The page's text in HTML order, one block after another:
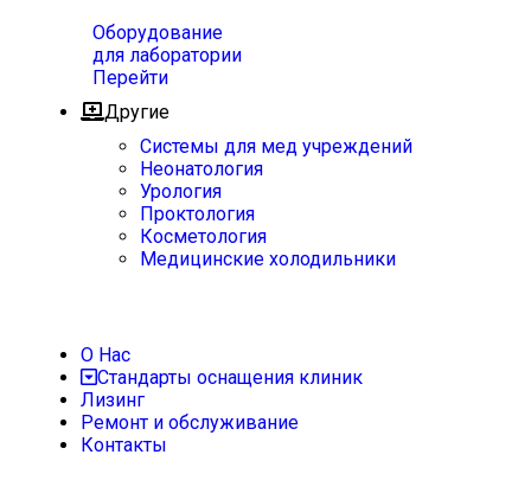
Оборудование
для лаборатории
Перейти
Другие
Системы для мед учреждений
Неонатология
Урология
Проктология
Косметология
Медицинские холодильники
О Нас
Стандарты оснащения клиник
Лизинг
Ремонт и обслуживание
Контакты